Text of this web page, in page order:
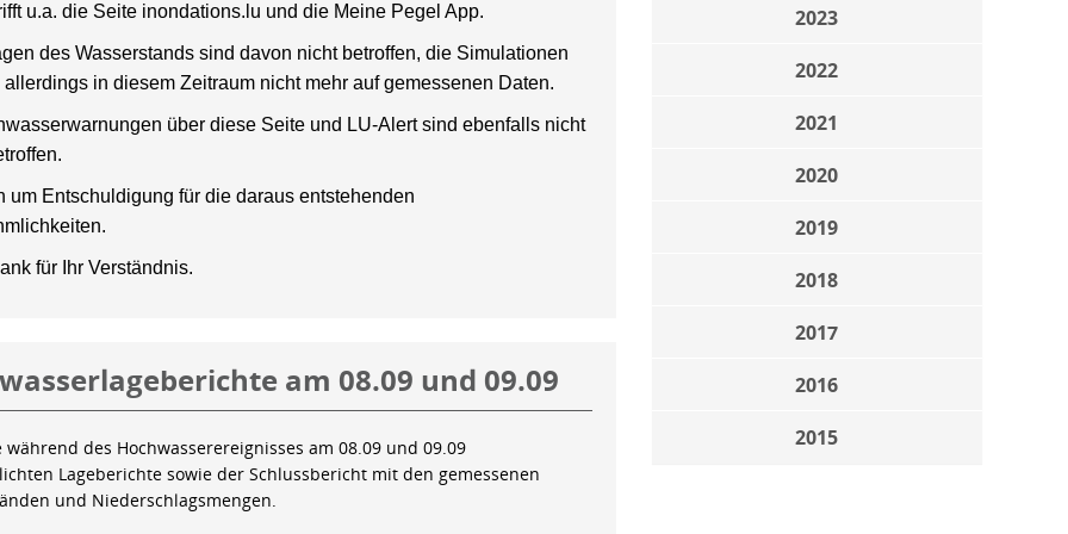
2023
2022
2021
2020
2019
2018
2017
2016
2015
u.a. die Seite inondations.lu und die Meine Pegel App.
des Wasserstands sind davon nicht betroffen, die Simulationen
in diesem Zeitraum nicht mehr auf gemessenen Daten.
über diese Seite und LU-Alert sind ebenfalls nicht
um Entschuldigung für die daraus entstehenden
für Ihr Verständnis.
am 08.09 und 09.09
während des Hochwasserereignisses am 08.09 und 09.09
Lageberichte sowie der Schlussbericht mit den gemessenen
und Niederschlagsmengen.